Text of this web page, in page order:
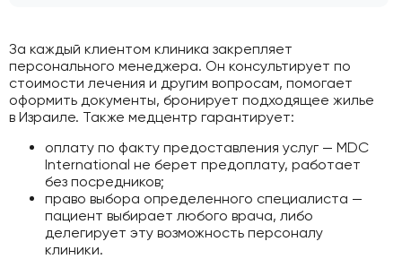
За каждый клиентом клиника закрепляет
персонального менеджера. Он консультирует по
стоимости лечения и другим вопросам, помогает
оформить документы, бронирует подходящее жилье
в Израиле. Также медцентр гарантирует:
оплату по факту предоставления услуг — MDC
International не берет предоплату, работает
без посредников;
право выбора определенного специалиста —
пациент выбирает любого врача, либо
делегирует эту возможность персоналу
клиники.